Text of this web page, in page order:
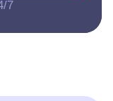
7